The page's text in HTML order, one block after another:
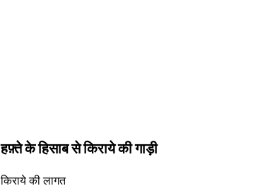
हफ़्ते के हिसाब से किराये की गाड़ी
किराये की लागत